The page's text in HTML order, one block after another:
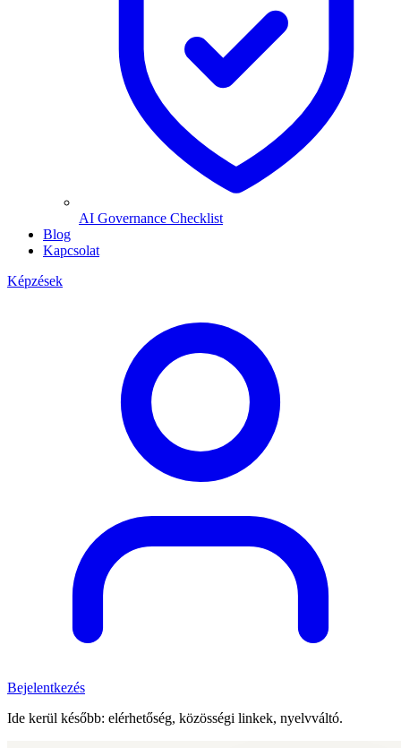
AI Governance Checklist
Blog
Kapcsolat
Képzések
Bejelentkezés
Ide kerül később: elérhetőség, közösségi linkek, nyelvváltó.